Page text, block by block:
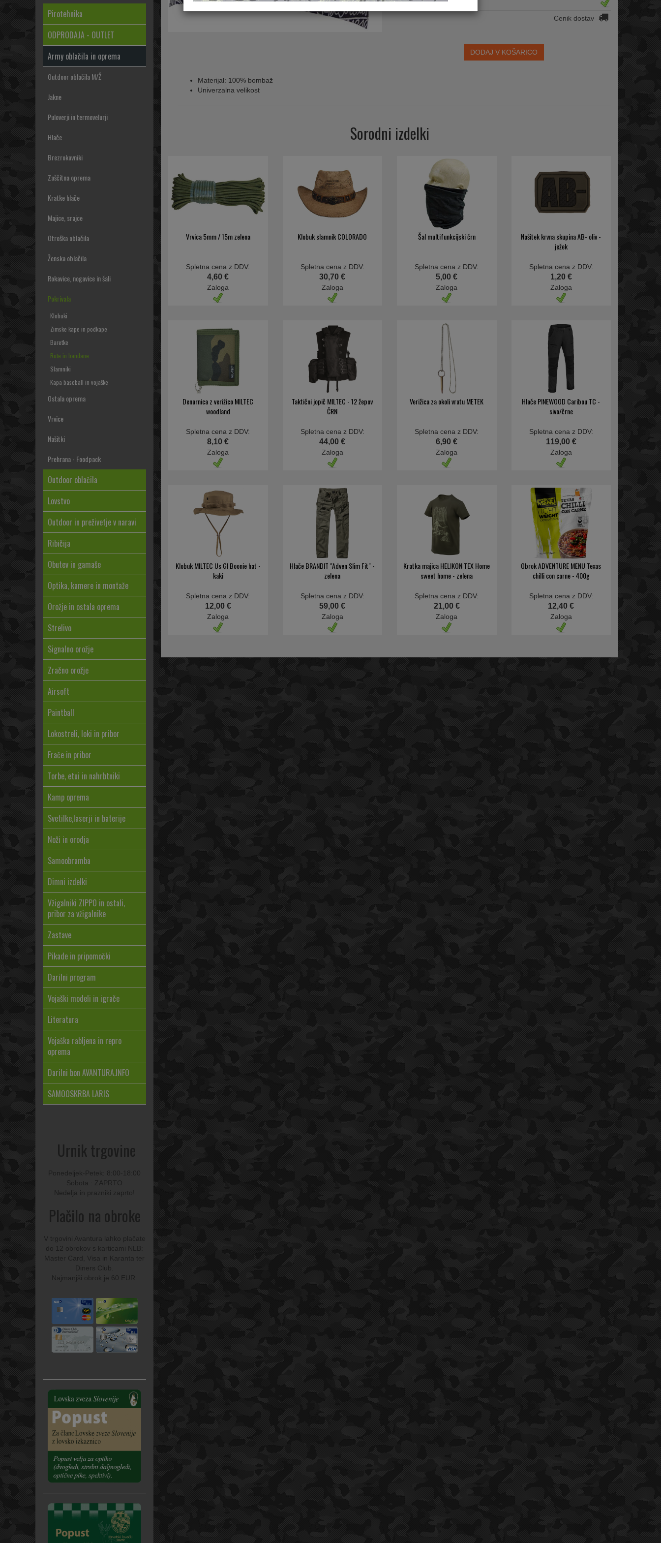
Pirotehnika
ODPRODAJA - OUTLET
Army oblačila in oprema
Outdoor oblačila M/Ž
Jakne
Puloverji in termovelurji
Hlače
Brezrokavniki
Zaščitna oprema
Kratke hlače
Majice, srajce
Otroška oblačila
Ženska oblačila
Rokavice, nogavice in šali
Pokrivala
Klobuki
Zimske kape in podkape
Baretke
Rute in bandane
Slamniki
Kapa baseball in vojaške
Ostala oprema
Vrvice
Našitki
Prehrana - Foodpack
Outdoor oblačila
Lovstvo
Outdoor in preživetje v naravi
Ribičija
Obutev in gamaše
Optika, kamere in montaže
Orožje in ostala oprema
Strelivo
Signalno orožje
Zračno orožje
Airsoft
Paintball
Lokostreli, loki in pribor
Frače in pribor
Torbe, etui in nahrbtniki
Kamp oprema
Svetilke,laserji in baterije
Noži in orodja
Samoobramba
Dimni izdelki
Vžigalniki ZIPPO in ostali,
pribor za vžigalnike
Zastave
Pikade in pripomočki
Darilni program
Vojaški modeli in igrače
Literatura
Vojaška rabljena in repro
oprema
Darilni bon AVANTURA.INFO
SAMOOSKRBA LARIS
Urnik trgovine
Ponedeljek-Petek: 8:00-18:00
Sobota : ZAPRTO
Nedelja in prazniki zaprto!
Plačilo na obroke
V trgovini Avantura lahko plačate
do 12 obrokov s karticami NLB:
Master Card, Visa in Karanta ter
Diners Club.
Najmanjši obrok je 60 EUR.
Cenik dostav
DODAJ V KOŠARICO
Materijal: 100% bombaž
Univerzalna velikost
Sorodni izdelki
Vrvica 5mm / 15m zelena
Spletna cena z DDV:
4,60 €
Zaloga
Klobuk slamnik COLORADO
Spletna cena z DDV:
30,70 €
Zaloga
Šal multifunkcijski črn
Spletna cena z DDV:
5,00 €
Zaloga
Našitek krvna skupina AB- oliv -
ježek
Spletna cena z DDV:
1,20 €
Zaloga
Denarnica z verižico MILTEC
woodland
Spletna cena z DDV:
8,10 €
Zaloga
Taktični jopič MILTEC - 12 žepov
ČRN
Spletna cena z DDV:
44,00 €
Zaloga
Verižica za okoli vratu METEK
Spletna cena z DDV:
6,90 €
Zaloga
Hlače PINEWOOD Caribou TC -
sivo/črne
Spletna cena z DDV:
119,00 €
Zaloga
Klobuk MILTEC Us GI Boonie hat -
kaki
Spletna cena z DDV:
12,00 €
Zaloga
Hlače BRANDIT "Adven Slim Fit" -
zelena
Spletna cena z DDV:
59,00 €
Zaloga
Kratka majica HELIKON TEX Home
sweet home - zelena
Spletna cena z DDV:
21,00 €
Zaloga
Obrok ADVENTURE MENU Texas
chilli con carne - 400g
Spletna cena z DDV:
12,40 €
Zaloga